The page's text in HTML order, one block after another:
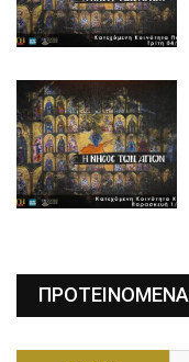
ΠΡΟΤΕΙΝΟΜΕΝΑ